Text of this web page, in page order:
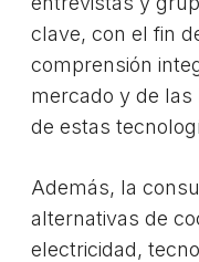
clave, con el fin
comprensión
mercado y de las
de estas
Además, la
alternativas de
electricidad,